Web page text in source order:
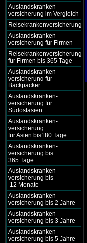
Auslandskranken-
versicherung im Vergleich
Reisekrankenversicherung
Auslandskranken-
versicherung für Firmen
Reisekrankenversicherung
für Firmen bis 365 Tage
Auslandskranken-
versicherung für
Backpacker
Auslandskranken-
versicherung für
Südostasien
Auslandskranken-
versicherung
für Asien bis180 Tage
Auslandskranken-
versicherung bis
365 Tage
Auslandskranken-
versicherung bis
12 Monate
Auslandskranken-
versicherung bis 2 Jahre
Auslandskranken-
versicherung bis 3 Jahre
Auslandskranken-
versicherung bis 5 Jahre